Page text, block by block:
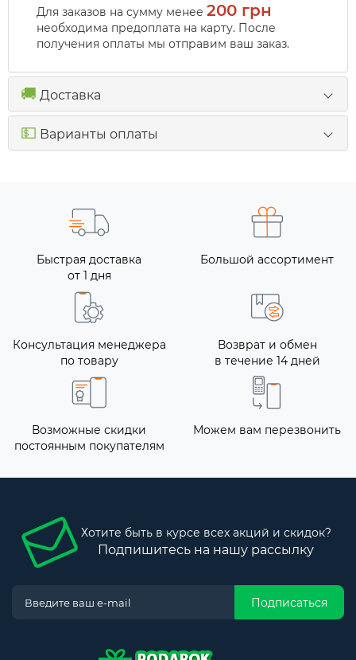
Для заказов на сумму менее 200 грн
необходима предоплата на карту. После
получения оплаты мы отправим ваш заказ.
🚚 Доставка
💵 Варианты оплаты
Быстрая доставка
от 1 дня
Большой ассортимент
Консультация менеджера
по товару
Возврат и обмен
в течение 14 дней
Возможные скидки
постоянным покупателям
Можем вам перезвонить
Хотите быть в курсе всех акций и скидок?
Подпишитесь на нашу рассылку
Подписаться